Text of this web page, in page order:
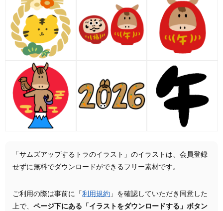
「サムズアップするトラのイラスト」のイラストは、会員登録
せずに無料でダウンロードができるフリー素材です。
ご利用の際は事前に「 利用規約 」を確認していただき同意した
上で、 ページ下にある「イラストをダウンロードする」ボタン